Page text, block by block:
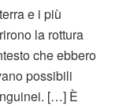
e i più
la rottura
che ebbero
possibili
[…] È